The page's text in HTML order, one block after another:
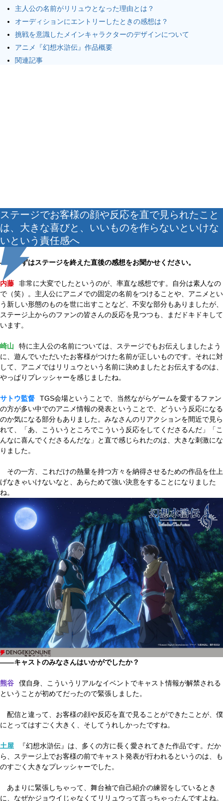
主人公の名前がリリュウとなった理由とは？
オーディションにエントリーしたときの感想は？
挑戦を意識したメインキャラクターのデザインについて
アニメ『幻想水滸伝』作品概要
関連記事
ステージでお客様の顔や反応を直で見られたこと
は、大きな喜びと、いいものを作らないといけな
いという責任感へ
――まずはステージを終えた直後の感想をお聞かせください。
内藤
非常に大変でしたというのが、率直な感想です。自分は素人なの
で（笑）。主人公にアニメでの固定の名前をつけることや、アニメとい
う新しい形態のものを世に出すことなど、不安な部分もありましたが、
ステージ上からのファンの皆さんの反応を見つつも、まだドキドキして
います。
崎山
特に主人公の名前については、ステージでもお伝えしましたよう
に、遊んでいただいたお客様がつけた名前が正しいものです。それに対
して、アニメではリリュウという名前に決めましたとお伝えするのは、
やっぱりプレッシャーを感じましたね。
サトウ監督
TGS会場ということで、当然ながらゲームを愛するファン
の方が多い中でのアニメ情報の発表ということで、どういう反応になる
のか気になる部分もありました。みなさんのリアクションを間近で見ら
れて、「あ、こういうところでこういう反応をしてくださるんだ」「こ
んなに喜んでくださるんだな」と直で感じられたのは、大きな刺激にな
りました。
その一方、これだけの熱量を持つ方々を納得させるための作品を仕上
げなきゃいけないなと、あらためて強い決意をすることになりました
ね。
――キャストのみなさんはいかがでしたか？
熊谷
僕自身、こういうリアルなイベントでキャスト情報が解禁される
ということが初めてだったので緊張しました。
配信と違って、お客様の顔や反応を直で見ることができたことが、僕
にとってはすごく大きく、そしてうれしかったですね。
土屋
『幻想水滸伝』は、多くの方に長く愛されてきた作品です。だか
ら、ステージ上でお客様の前でキャスト発表が行われるというのは、も
のすごく大きなプレッシャーでした。
あまりに緊張しちゃって、舞台袖で自己紹介の練習をしているとき
に、なぜかジョウイじゃなくてリリュウって言っちゃったんですよね。